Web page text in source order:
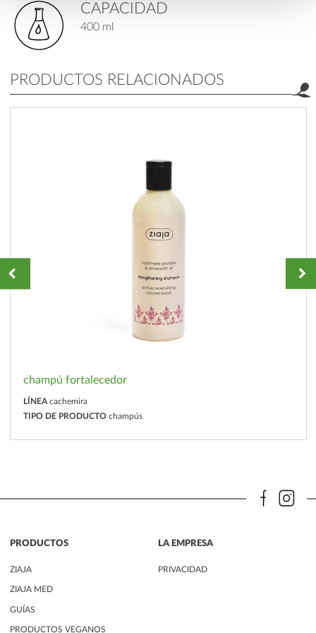
CAPACIDAD
400 ml
PRODUCTOS RELACIONADOS
champú fortalecedor
LÍNEA cachemira
TIPO DE PRODUCTO champús
PRODUCTOS
ZIAJA
ZIAJA MED
GUÍAS
PRODUCTOS VEGANOS
LA EMPRESA
PRIVACIDAD